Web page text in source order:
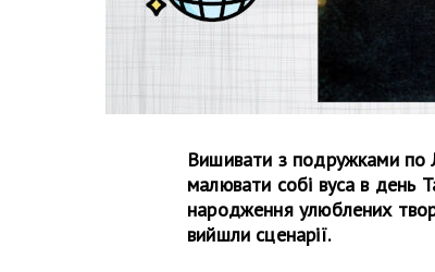
Вишивати з подружками по
малювати собі вуса в день
народження улюблених
вийшли сценарії.